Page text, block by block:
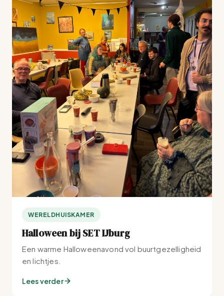
WERELDHUISKAMER
Halloween bij SET IJburg
Een warme Halloweenavond vol buurtgezelligheid
en lichtjes.
Lees verder